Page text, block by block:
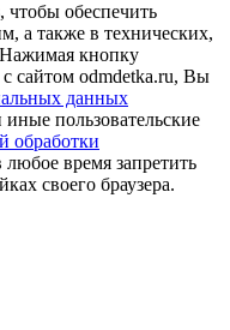
чтобы обеспечить
а также в технических,
кнопку
сайтом odmdetka.ru, Вы
данных
пользовательские
обработки
время запретить
своего браузера.